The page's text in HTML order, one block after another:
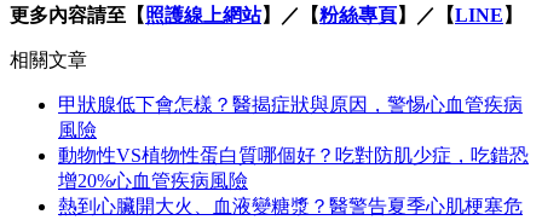
更多內容請至【照護線上網站】／【粉絲專頁】／【LINE 】
相關文章
甲狀腺低下會怎樣？醫揭症狀與原因，警惕心血管疾病
風險
動物性VS植物性蛋白質哪個好？吃對防肌少症，吃錯恐
增20%心血管疾病風險
熱到心臟開大火、血液變糖漿？醫警告夏季心肌梗塞危